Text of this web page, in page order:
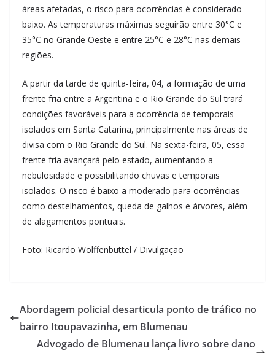
áreas afetadas, o risco para ocorrências é considerado
baixo. As temperaturas máximas seguirão entre 30°C e
35°C no Grande Oeste e entre 25°C e 28°C nas demais
regiões.
A partir da tarde de quinta-feira, 04, a formação de uma
frente fria entre a Argentina e o Rio Grande do Sul trará
condições favoráveis para a ocorrência de temporais
isolados em Santa Catarina, principalmente nas áreas de
divisa com o Rio Grande do Sul. Na sexta-feira, 05, essa
frente fria avançará pelo estado, aumentando a
nebulosidade e possibilitando chuvas e temporais
isolados. O risco é baixo a moderado para ocorrências
como destelhamentos, queda de galhos e árvores, além
de alagamentos pontuais.
Foto: Ricardo Wolffenbüttel / Divulgação
Abordagem policial desarticula ponto de tráfico no
bairro Itoupavazinha, em Blumenau
Advogado de Blumenau lança livro sobre dano